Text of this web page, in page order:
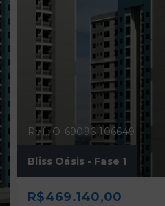
Ref.: O-69096-106649
Bliss Oásis - Fase 1
R$469.140,00